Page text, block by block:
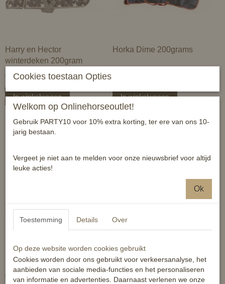
Harry en Hector
winterdeken 200gram
€ 64,99
In winkelwagen
Horka Dime 200grams
In winkelwagen
plastic omhuld - bilkoord
€ 6,99
regen vliegendeken -
afneembare hals
€ 79,99 € 55,99
Cookies toestaan Opties
Welkom op Onlinehorseoutlet!
Gebruik PARTY10 voor 10% extra korting, ter ere van ons 10-
jarig bestaan.
Vergeet je niet aan te melden voor onze nieuwsbrief voor altijd
leuke acties!
Ok
Toestemming Details Over
Op deze website worden cookies gebruikt
Cookies worden door ons gebruikt voor verkeersanalyse, het
aanbieden van sociale media-functies en het personaliseren
van informatie en advertenties. Daarnaast verlenen we onze